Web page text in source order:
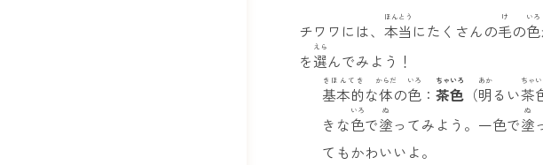
チワワには、本当
ほんとう
にたくさんの毛
け
の色
いろ
を選
えら
んでみよう！
基本的
きほんてき
な体
からだ
の色
いろ
： 茶色
ちゃいろ
（明
あか
るい茶
ちゃい
きな色
いろ
で塗
ぬ
ってみよう。一色で塗
ぬ
てもかわいいよ。